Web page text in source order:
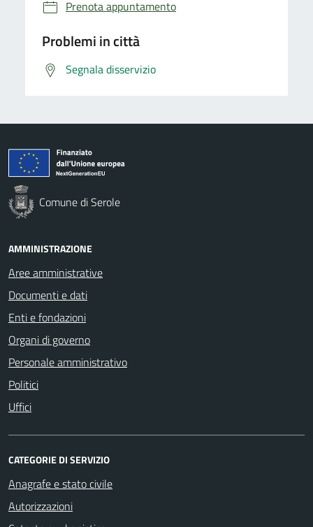
Prenota appuntamento
Problemi in città
Segnala disservizio
Comune di Serole
AMMINISTRAZIONE
Aree amministrative
Documenti e dati
Enti e fondazioni
Organi di governo
Personale amministrativo
Politici
Uffici
CATEGORIE DI SERVIZIO
Anagrafe e stato civile
Autorizzazioni